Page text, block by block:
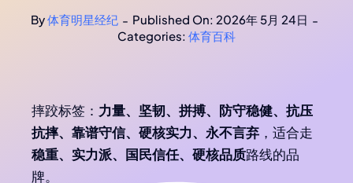
By体育明星经纪 - Published On: 2026年 5月 24日 -
Categories: 体育百科
摔跤标签： 力量、坚韧、拼搏、防守稳健、抗压
抗摔、靠谱守信、硬核实力、永不言弃 ，适合走
稳重、实力派、国民信任、硬核品质路线的品
牌。